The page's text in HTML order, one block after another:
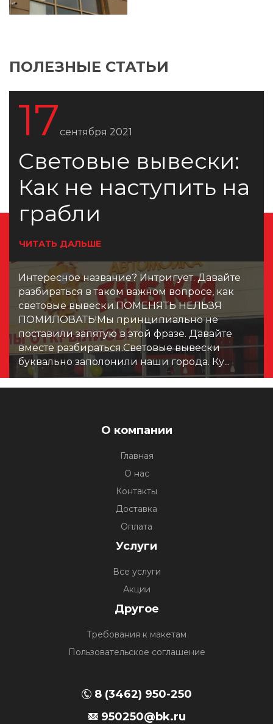
ПОЛЕЗНЫЕ СТАТЬИ
17сентября 2021
Световые вывески:
Как не наступить на
грабли
ЧИТАТЬ ДАЛЬШЕ
Интересное название? Интригует. Давайте
разбираться в таком важном вопросе, как
световые вывески.ПОМЕНЯТЬ НЕЛЬЗЯ
ПОМИЛОВАТЬ!Мы принципиально не
поставили запятую в этой фразе. Давайте
вместе разбираться.Световые вывески
буквально заполонили наши города. Ку...
О компании
Главная
О нас
Контакты
Доставка
Оплата
Услуги
Все услуги
Акции
Другое
Требования к макетам
Пользовательское соглашение
8 (3462) 950-250
950250@bk.ru